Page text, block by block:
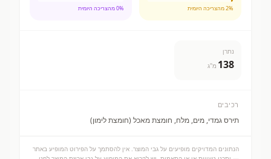
2% מהצריכה היומית 0% מהצריכה היומית
נתרן
138 מ"ג
רכיבים
תירס גמדי, מים, מלח, חומצת מאכל (חומצת לימון)
הנתונים המדויקים מופיעים על גבי המוצר. אין להסתמך על הפירוט המופיע באתר